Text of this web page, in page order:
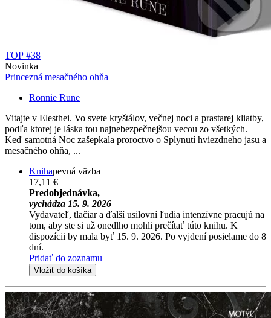
TOP #38
Novinka
Princezná mesačného ohňa
Ronnie Rune
Vitajte v Elesthei. Vo svete kryštálov, večnej noci a prastarej kliatby,
podľa ktorej je láska tou najnebezpečnejšou vecou zo všetkých.
Keď samotná Noc zašepkala proroctvo o Splynutí hviezdneho jasu a
mesačného ohňa, ...
Knihapevná väzba
17,11 €
Predobjednávka,
vychádza 15. 9. 2026
Vydavateľ, tlačiar a ďalší usilovní ľudia intenzívne pracujú na
tom, aby ste si už onedlho mohli prečítať túto knihu. K
dispozícii by mala byť 15. 9. 2026. Po vyjdení posielame do 8
dní.
Pridať do zoznamu
Vložiť do košíka